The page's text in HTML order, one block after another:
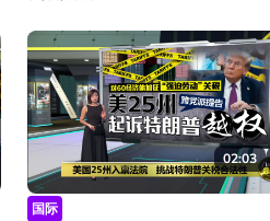
02:03
国际